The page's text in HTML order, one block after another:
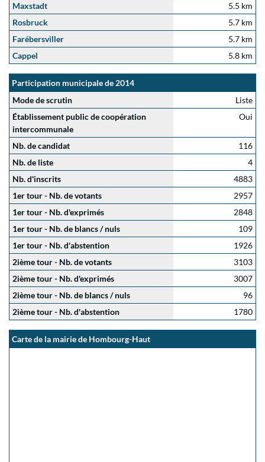
Maxstadt
5.5 km
Rosbruck
5.7 km
Farébersviller
5.7 km
Cappel
5.8 km
Participation municipale de 2014
Mode de scrutin
Liste
Établissement public de coopération
intercommunale
Oui
Nb. de candidat
116
Nb. de liste
4
Nb. d'inscrits
4883
1er tour - Nb. de votants
2957
1er tour - Nb. d'exprimés
2848
1er tour - Nb. de blancs / nuls
109
1er tour - Nb. d'abstention
1926
2ième tour - Nb. de votants
3103
2ième tour - Nb. d'exprimés
3007
2ième tour - Nb. de blancs / nuls
96
2ième tour - Nb. d'abstention
1780
Carte de la mairie de Hombourg-Haut